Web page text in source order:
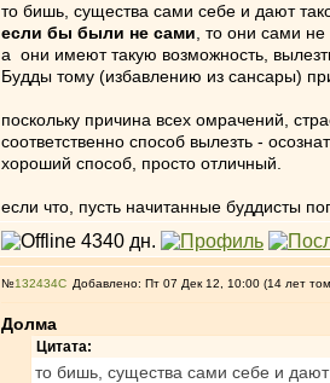
то бишь, существа сами себе и дают
если бы были не сами , то они сами
а они имеют такую возможность,
Будды тому (избавлению из сансары)
поскольку причина всех омрачений,
соответственно способ вылезть -
хороший способ, просто отличный.
если что, пусть начитанные буддисты
№132434 Добавлено: Пт 07 Дек 12, 10:00 (14 лет
Долма
Цитата:
то бишь, существа сами себе и дают